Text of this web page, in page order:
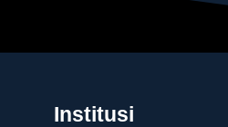
Institusi